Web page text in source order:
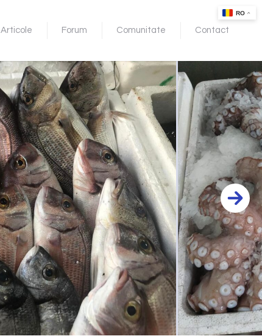
Articole Forum Comunitate Contact